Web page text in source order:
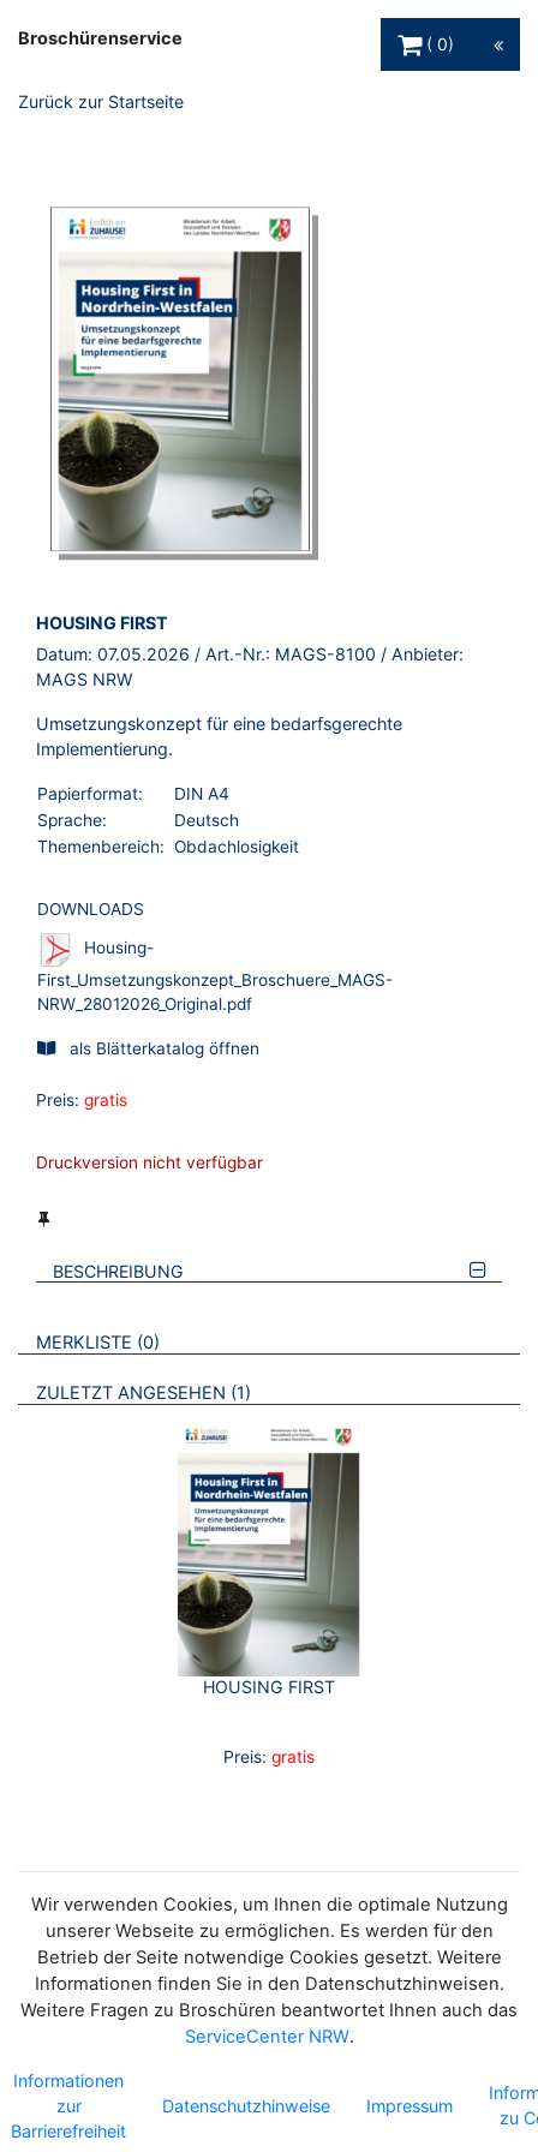
Broschürenservice
0
Zurück zur Startseite
BROSCHÜRE:
HOUSING FIRST
Datum: 07.05.2026 / Art.-Nr.: MAGS-8100 / Anbieter:
MAGS NRW
Umsetzungskonzept für eine bedarfsgerechte
Implementierung.
Papierformat:
DIN A4
Sprache:
Deutsch
Themenbereich: Obdachlosigkeit
DOWNLOADS
Housing-
First_Umsetzungskonzept_Broschuere_MAGS-
NRW_28012026_Original.pdf
als Blätterkatalog öffnen
Preis: gratis
Druckversion nicht verfügbar
BESCHREIBUNG
VERWEISE AUF VERMERKTE- ODER ZULETZT ANGESEHENE
MERKLISTE 0 BROSCHÜREN
ZULETZT ANGESEHEN 1 BROSCHÜREN
HOUSING FIRST
Preis: gratis
Wir verwenden Cookies, um Ihnen die optimale Nutzung
unserer Webseite zu ermöglichen. Es werden für den
Betrieb der Seite notwendige Cookies gesetzt. Weitere
Informationen finden Sie in den Datenschutzhinweisen.
Weitere Fragen zu Broschüren beantwortet Ihnen auch das
ServiceCenter NRW.
Informationen
zur
Barrierefreiheit
Datenschutzhinweise Impressum
zu